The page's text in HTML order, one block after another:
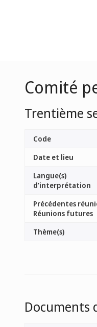
Comité
Trentième
Code
Date et lieu
Langue(s)
d’interprétation
Précédentes
Réunions futures
Thème(s)
Documents